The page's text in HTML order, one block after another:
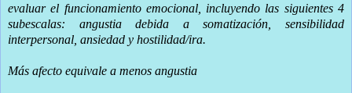
evaluar el funcionamiento emocional, incluyendo las siguientes 4
subescalas: angustia debida a somatización, sensibilidad
interpersonal, ansiedad y hostilidad/ira.
Más afecto equivale a menos angustia